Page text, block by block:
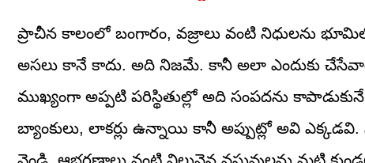
ప్రాచీన కాలంలో బంగారం, వజ్రాలు వంటి నిధులను
అసలు కానే కాదు. అది నిజమే. కానీ అలా ఎందుకు
ముఖ్యంగా అప్పటి పరిస్థితుల్లో అది సంపదను
బ్యాంకులు, లాకర్లు ఉన్నాయి కానీ అప్పుట్లో అవి